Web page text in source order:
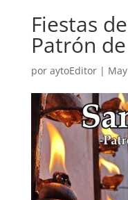
Fiestas
Patrón
por aytoEditor|